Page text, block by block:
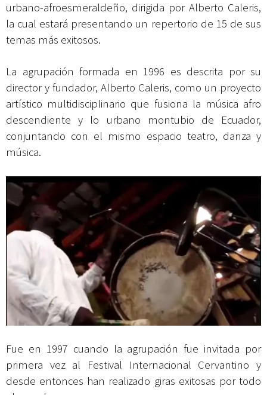
urbano-afroesmeraldeño, dirigida por Alberto Caleris,
la cual estará presentando un repertorio de 15 de sus
temas más exitosos.
La agrupación formada en 1996 es descrita por su
director y fundador, Alberto Caleris, como un proyecto
artístico multidisciplinario que fusiona la música afro
descendiente y lo urbano montubio de Ecuador,
conjuntando con el mismo espacio teatro, danza y
música.
Fue en 1997 cuando la agrupación fue invitada por
primera vez al Festival Internacional Cervantino y
desde entonces han realizado giras exitosas por todo